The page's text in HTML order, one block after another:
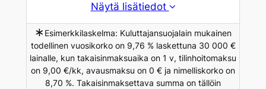
Näytä lisätiedot
∗ Esimerkkilaskelma: Kuluttajansuojalain mukainen
todellinen vuosikorko on 9,76 % laskettuna 30 000 €
lainalle, kun takaisinmaksuaika on 1 v, tilinhoitomaksu
on 9,00 €/kk, avausmaksu on 0 € ja nimelliskorko on
8,70 %. Takaisinmaksettava summa on tällöin